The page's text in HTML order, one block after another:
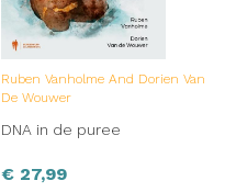
Ruben Vanholme And Dorien Van
De Wouwer
DNA in de puree
€ 27,99